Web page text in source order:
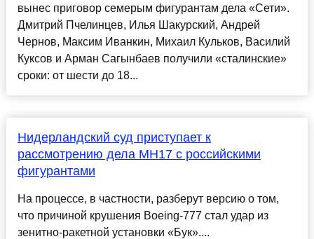
вынес приговор семерым фигурантам дела «Сети».
Дмитрий Пчелинцев, Илья Шакурский, Андрей
Чернов, Максим Иванкин, Михаил Кульков, Василий
Куксов и Арман Сагынбаев получили «сталинские»
сроки: от шести до 18...
Нидерландский суд приступает к
рассмотрению дела MH17 с российскими
фигурантами
На процессе, в частности, разберут версию о том,
что причиной крушения Boeing-777 стал удар из
зенитно-ракетной установки «Бук»....